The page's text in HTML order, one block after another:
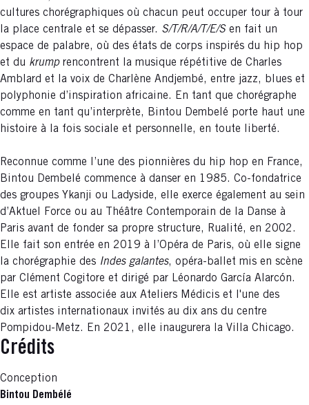
cultures chorégraphiques où chacun peut occuper tour à tour
la place centrale et se dépasser. S/T/R/A/T/E/S en fait un
espace de palabre, où des états de corps inspirés du hip hop
et du krumprencontrent la musique répétitive de Charles
Amblard et la voix de Charlène Andjembé, entre jazz, blues et
polyphonie d’inspiration africaine. En tant que chorégraphe
comme en tant qu’interprète, Bintou Dembelé porte haut une
histoire à la fois sociale et personnelle, en toute liberté.
Reconnue comme l’une des pionnières du hip hop en France,
Bintou Dembelé commence à danser en 1985. Co-fondatrice
des groupes Ykanji ou Ladyside, elle exerce également au sein
d’Aktuel Force ou au Théâtre Contemporain de la Danse à
Paris avant de fonder sa propre structure, Rualité, en 2002.
Elle fait son entrée en 2019 à l’Opéra de Paris, où elle signe
la chorégraphie des Indes galantes, opéra-ballet mis en scène
par Clément Cogitore et dirigé par Léonardo García Alarcón.
Elle est artiste associée aux Ateliers Médicis et l'une des
dix artistes internationaux invités au dix ans du centre
Pompidou-Metz. En 2021, elle inaugurera la Villa Chicago.
Crédits
Conception
Bintou Dembélé